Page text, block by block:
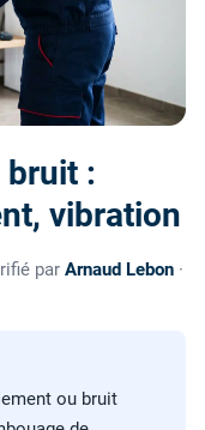
bruit :
vibration
par Arnaud Lebon ·
ou bruit